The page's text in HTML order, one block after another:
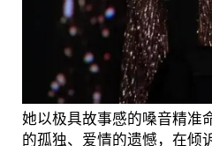
她以极具故事感的嗓音精准
的孤独、爱情的遗憾，在倾